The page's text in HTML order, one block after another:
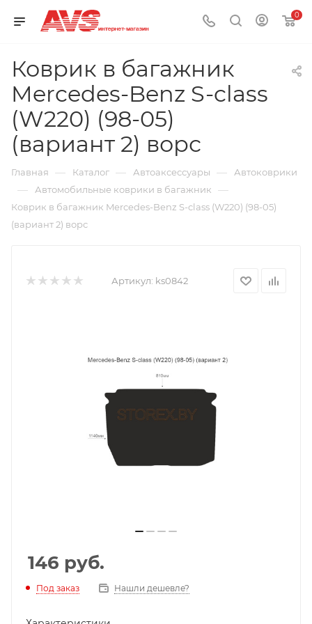
0
Коврик в багажник
Mercedes-Benz S-class
(W220) (98-05)
(вариант 2) ворс
Главная — Каталог — Автоаксессуары — Автоковрики
— Автомобильные коврики в багажник —
Коврик в багажник Mercedes-Benz S-class (W220) (98-05)
(вариант 2) ворс
Артикул: ks0842
146 руб.
Под заказ Нашли дешевле?